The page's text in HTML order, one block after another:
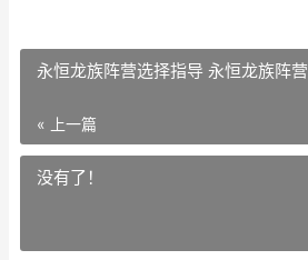
永恒龙族阵营选择指导 永恒龙族阵
« 上一篇
没有了！